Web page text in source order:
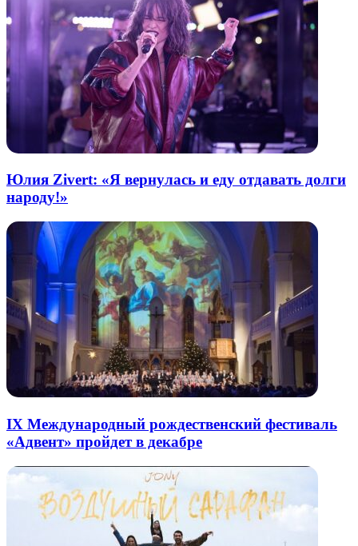
Юлия Zivert: «Я вернулась и еду отдавать долги
народу!»
IX Международный рождественский фестиваль
«Адвент» пройдет в декабре